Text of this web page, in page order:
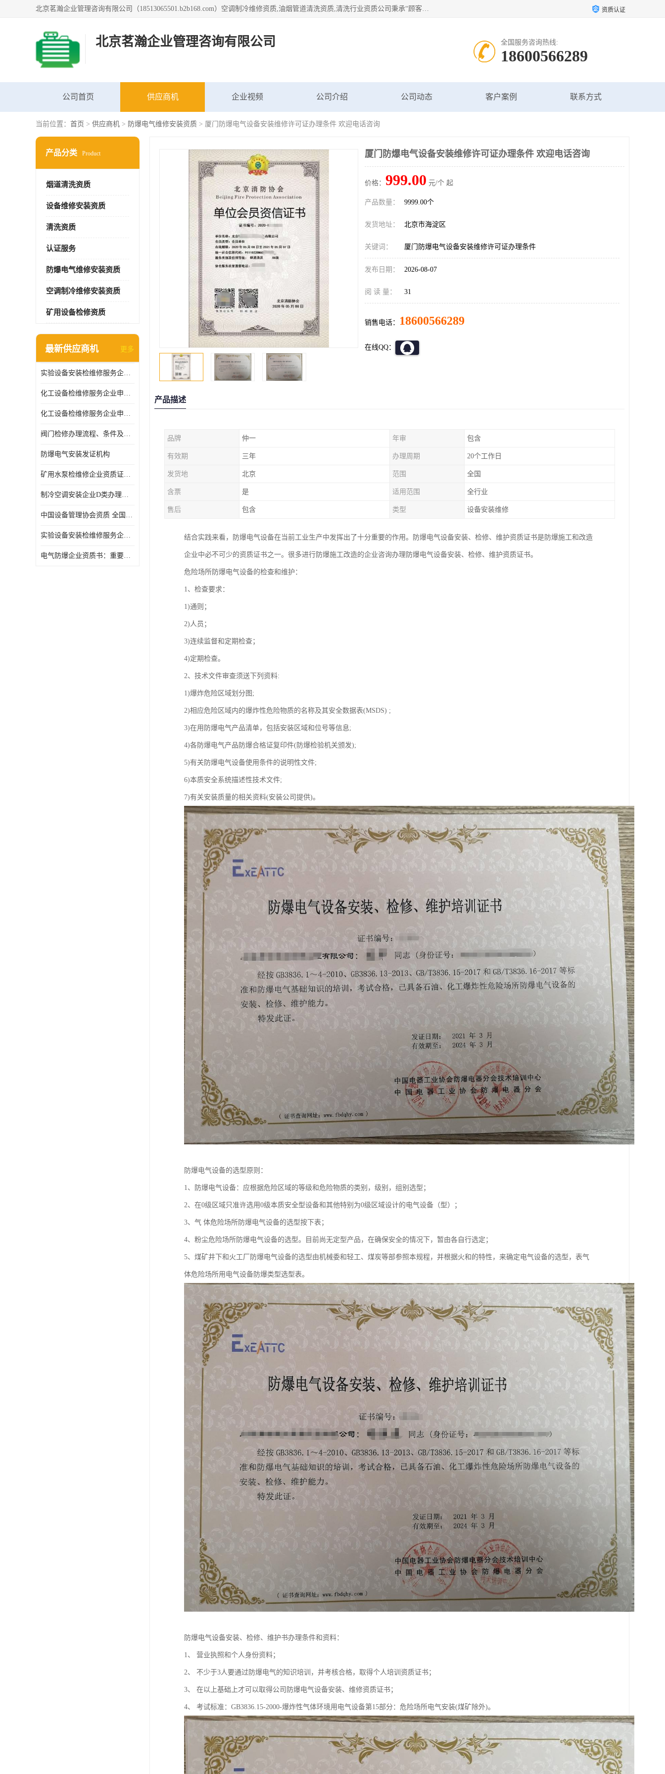
北京茗瀚企业管理咨询有限公司（18513065501.b2b168.com）空调制冷维修资质,油烟管道清洗资质,清洗行业资质公司秉承“顾客至上，锐意进缺的经营理念，我们提供高质量的产品，坚持“客户”的原则为广大客户提供贴心服务。如果你对公司的产品感兴趣，可以联系高经理，我们会用好的产品和服务让您满意。 资质认证
北京茗瀚企业管理咨询有限公司 全国服务咨询热线:
18600566289
公司首页 供应商机 企业视频 公司介绍 公司动态 客户案例 联系方式
当前位置： 首页 > 供应商机 > 防爆电气维修安装资质 > 厦门防爆电气设备安装维修许可证办理条件 欢迎电话咨询
产品分类 Product
烟道清洗资质
设备维修安装资质
清洗资质
认证服务
防爆电气维修安装资质
空调制冷维修安装资质
矿用设备检修资质
最新供应商机 更多
实验设备安装检维修服务企业申报要求和流程
化工设备检维修服务企业申报条件.
化工设备检维修服务企业申报条件
阀门检修办理流程、条件及费用
防爆电气安装发证机构
矿用水泵检维修企业资质证办理流程及费用
制冷空调安装企业D类办理要求
中国设备管理协会资质 全国均可办理
实验设备安装检维修服务企业申报要求和流程.
​电气防爆企业资质书：重要性及作用
厦门防爆电气设备安装维修许可证办理条件 欢迎电话咨询
价格： 999.00 元/个 起
产品数量： 9999.00个
发货地址： 北京市海淀区
关键词： 厦门防爆电气设备安装维修许可证办理条件
发布日期： 2026-08-07
阅 读 量： 31
销售电话： 18600566289
在线QQ：
产品描述
品牌 仲一 年审 包含
有效期 三年 办理周期 20个工作日
发货地 北京 范围 全国
含票 是 适用范围 全行业
售后 包含 类型 设备安装维修
结合实践来看，防爆电气设备在当前工业生产中发挥出了十分重要的作用。防爆电气设备安装、检修、维护资质证书是防爆施工和改造
企业中必不可少的资质证书之一。很多进行防爆施工改造的企业咨询办理防爆电气设备安装、检修、维护资质证书。
危险场所防爆电气设备的检查和维护：
1、检查要求：
1)通则；
2)人员；
3)连续监督和定期检查；
4)定期检查。
2、技术文件审查须送下列资料:
1)爆炸危险区域划分图;
2)相应危险区域内的爆炸性危险物质的名称及其安全数据表(MSDS) ;
3)在用防爆电气产品清单，包括安装区域和位号等信息;
4)各防爆电气产品防爆合格证复印件(防爆检验机关颁发);
5)有关防爆电气设备使用条件的说明性文件;
6)本质安全系统描述性技术文件;
7)有关安装质量的相关资料(安装公司提供)。
防爆电气设备的选型原则：
1、防爆电气设备：应根据危险区域的等级和危险物质的类别，级别，组别选型；
2、在0级区域只准许选用0级本质安全型设备和其他特别为0级区域设计的电气设备（型）；
3、气 体危险场所防爆电气设备的选型按下表；
4、粉尘危险场所防爆电气设备的选型。目前尚无定型产品，在确保安全的情况下，暂由各自行选定；
5、煤矿井下和火工厂防爆电气设备的选型由机械委和轻工、煤炭等部参照本规程，并根据火和的特性，来确定电气设备的选型，表气
体危险场所用电气设备防爆类型选型表。
防爆电气设备安装、检修、维护书办理条件和资料：
1、 营业执照和个人身份资料；
2、 不少于3人要通过防爆电气的知识培训，并考核合格，取得个人培训资质证书；
3、 在以上基础上才可以取得公司防爆电气设备安装、维修资质证书；
4、 考试标准：GB3836.15-2000-爆炸性气体环境用电气设备第15部分：危险场所电气安装(煤矿除外)。